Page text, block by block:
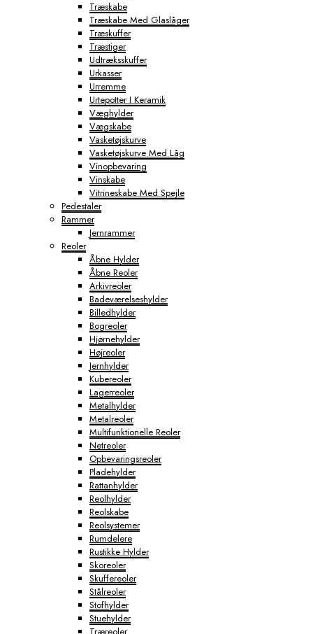
Træskabe
Træskabe Med Glaslåger
Træskuffer
Træstiger
Udtræksskuffer
Urkasser
Urremme
Urtepotter I Keramik
Væghylder
Vægskabe
Vasketøjskurve
Vasketøjskurve Med Låg
Vinopbevaring
Vinskabe
Vitrineskabe Med Spejle
Pedestaler
Rammer
Jernrammer
Reoler
Åbne Hylder
Åbne Reoler
Arkivreoler
Badeværelseshylder
Billedhylder
Bogreoler
Hjørnehylder
Højreoler
Jernhylder
Kubereoler
Lagerreoler
Metalhylder
Metalreoler
Multifunktionelle Reoler
Netreoler
Opbevaringsreoler
Pladehylder
Rattanhylder
Reolhylder
Reolskabe
Reolsystemer
Rumdelere
Rustikke Hylder
Skoreoler
Skuffereoler
Stålreoler
Stofhylder
Stuehylder